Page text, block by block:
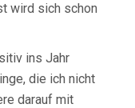
wird sich schon
ins Jahr
die ich nicht
darauf mit